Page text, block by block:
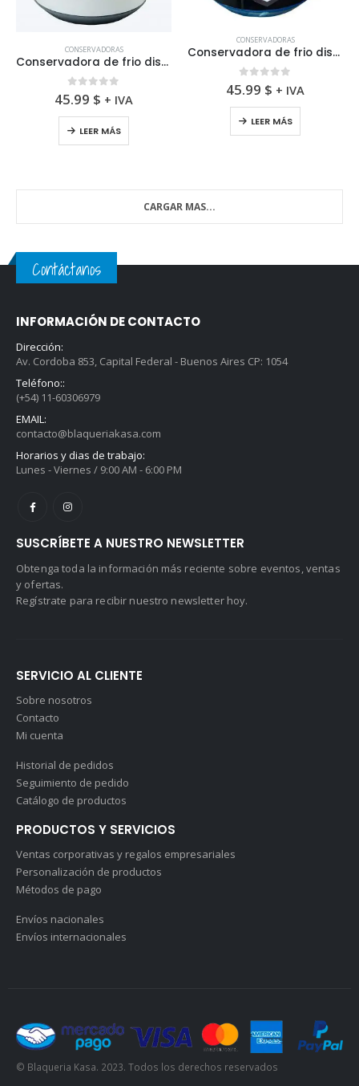
CONSERVADORAS
Conservadora de frio diseño del Club Atlético Vélez Sarsfield
0fuera de 5
45.99 $ + IVA
LEER MÁS
CONSERVADORAS
Conservadora de frio diseño del Club Nellws
0fuera de 5
45.99 $ + IVA
LEER MÁS
CARGAR MAS...
Contáctanos
INFORMACIÓN DE CONTACTO
Dirección:
Av. Cordoba 853, Capital Federal - Buenos Aires CP: 1054
Teléfono::
(+54) 11-60306979
EMAIL:
contacto@blaqueriakasa.com
Horarios y dias de trabajo:
Lunes - Viernes / 9:00 AM - 6:00 PM
SUSCRÍBETE A NUESTRO NEWSLETTER
Obtenga toda la información más reciente sobre eventos, ventas
y ofertas.
Regístrate para recibir nuestro newsletter hoy.
SERVICIO AL CLIENTE
Sobre nosotros
Contacto
Mi cuenta
Historial de pedidos
Seguimiento de pedido
Catálogo de productos
PRODUCTOS Y SERVICIOS
Ventas corporativas y regalos empresariales
Personalización de productos
Métodos de pago
Envíos nacionales
Envíos internacionales
© Blaqueria Kasa. 2023. Todos los derechos reservados